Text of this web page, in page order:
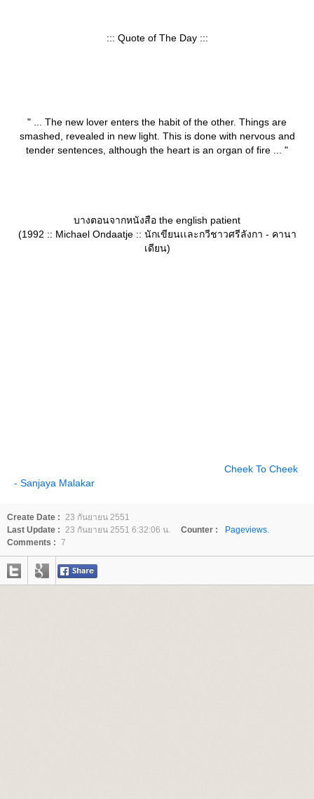
::: Quote of The Day :::
" ... The new lover enters the habit of the other. Things are
smashed, revealed in new light. This is done with nervous and
tender sentences, although the heart is an organ of fire ... "
บางตอนจากหนังสือ the english patient
(1992 :: Michael Ondaatje :: นักเขียนเเละกวีชาวศรีลังกา - คานา
เดียน)
Cheek To Cheek
- Sanjaya Malakar
Create Date :
23 กันยายน 2551
Last Update :
23 กันยายน 2551 6:32:06 น. Counter :
Pageviews.
Comments : 7